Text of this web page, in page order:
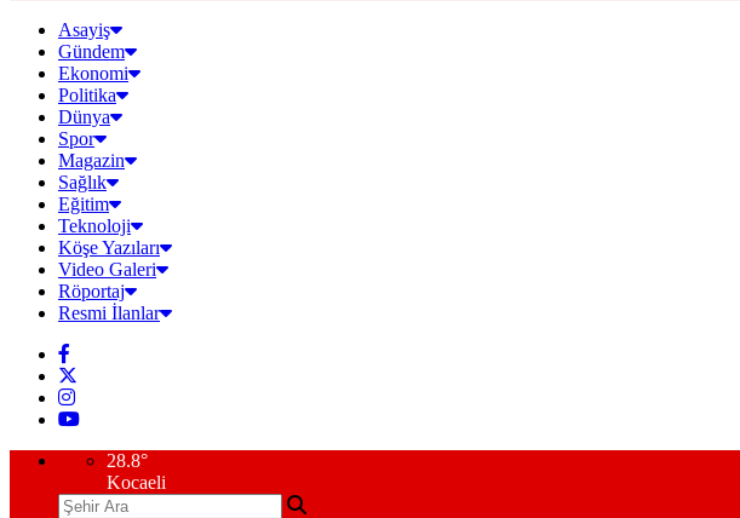
Asayiş
Gündem
Ekonomi
Politika
Dünya
Spor
Magazin
Sağlık
Eğitim
Teknoloji
Köşe Yazıları
Video Galeri
Röportaj
Resmi İlanlar
28.8°
Kocaeli